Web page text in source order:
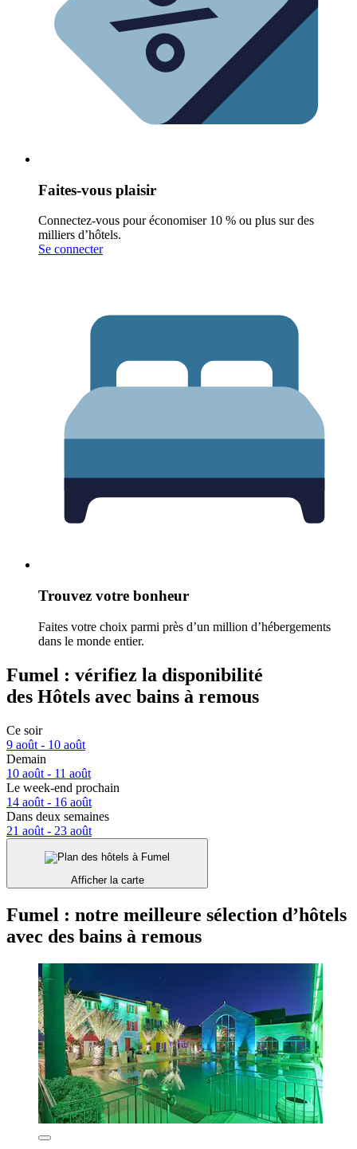
Faites-vous plaisir
Connectez-vous pour économiser 10 % ou plus sur des
milliers d’hôtels.
Se connecter
Trouvez votre bonheur
Faites votre choix parmi près d’un million d’hébergements
dans le monde entier.
Fumel : vérifiez la disponibilité
des Hôtels avec bains à remous
Ce soir
9 août - 10 août
Demain
10 août - 11 août
Le week-end prochain
14 août - 16 août
Dans deux semaines
21 août - 23 août
Afficher la carte
Fumel : notre meilleure sélection d’hôtels
avec des bains à remous